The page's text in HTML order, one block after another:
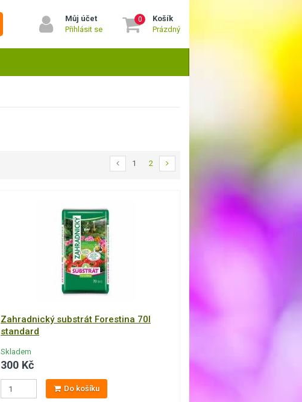
Můj účet
Přihlásit se
0
Košík
Prázdný
1 2
Zahradnický substrát Forestina 70l
standard
Skladem
300 Kč
Do košíku